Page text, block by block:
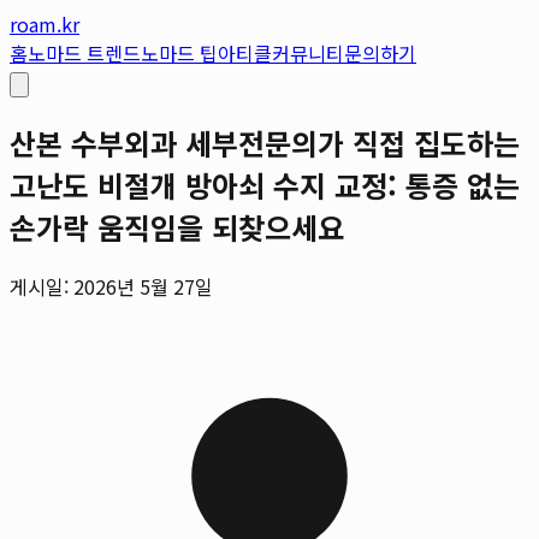
roam.kr
홈노마드 트렌드노마드 팁아티클커뮤니티문의하기
산본 수부외과 세부전문의가 직접 집도하는
고난도 비절개 방아쇠 수지 교정: 통증 없는
손가락 움직임을 되찾으세요
게시일: 2026년 5월 27일